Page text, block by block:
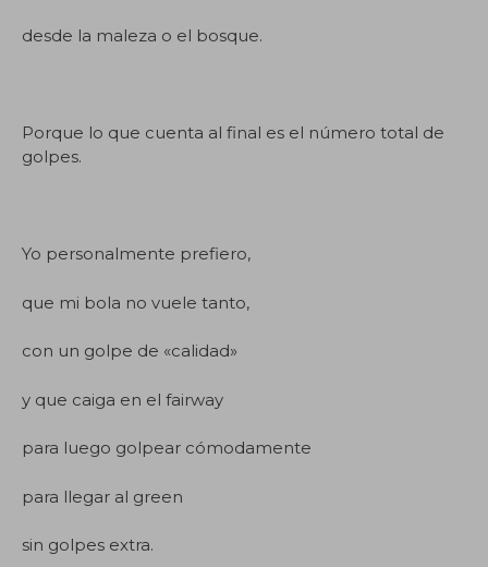
desde la maleza o el bosque.
Porque lo que cuenta al final es el número total de
golpes.
Yo personalmente prefiero,
que mi bola no vuele tanto,
con un golpe de «calidad»
y que caiga en el fairway
para luego golpear cómodamente
para llegar al green
sin golpes extra.